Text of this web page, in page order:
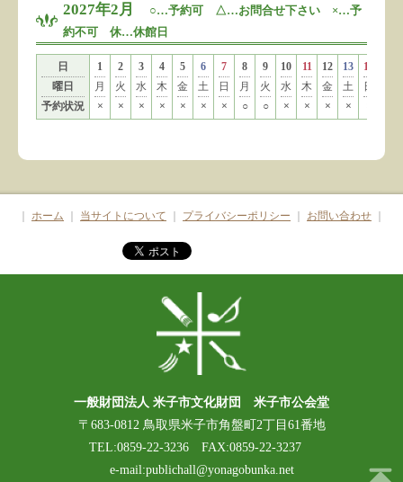
2027年2月
○…予約可 △…お問合せ下さい ×…予
約不可 休…休館日
日
曜日
予約状況
1
月
×
2
火
×
3
水
×
4
木
×
5
金
×
6
土
×
7
日
×
8
月
○
9
火
○
10
水
×
11
木
×
12
金
×
13
土
×
14
日
ホーム 当サイトについて プライバシーポリシー お問い合わせ
一般財団法人 米子市文化財団 米子市公会堂
〒683-0812 鳥取県米子市角盤町2丁目61番地
TEL:0859-22-3236 FAX:0859-22-3237
e-mail:publichall@yonagobunka.net